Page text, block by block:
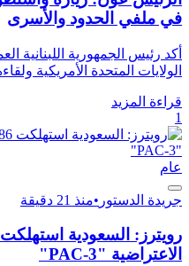
في ملفي الحدود والأسرى
أكد رئيس الجمهورية اللبنانية
الولايات المتحدة الأمريكية
قراءة المزيد
1
عام
جريدة الدستور •منذ 21 دقيقة
الاعتراضية "PAC-3"